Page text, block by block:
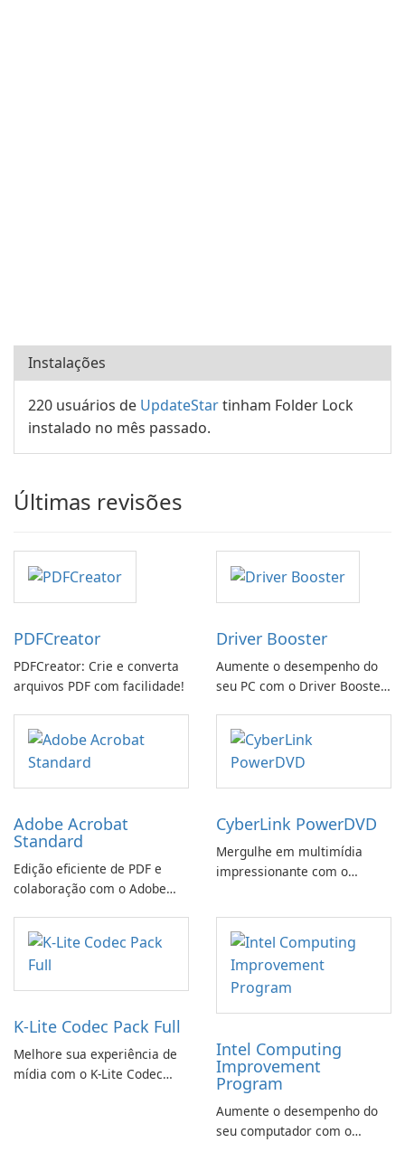
Instalações
220 usuários de UpdateStartinham Folder Lock
instalado no mês passado.
Últimas revisões
PDFCreator
PDFCreator: Crie e converta
arquivos PDF com facilidade!
Driver Booster
Aumente o desempenho do
seu PC com o Driver Booster
Adobe Acrobat
Standard
Edição eficiente de PDF e
colaboração com o Adobe
CyberLink PowerDVD
Mergulhe em multimídia
impressionante com o
K-Lite Codec Pack Full
Melhore sua experiência de
mídia com o K-Lite Codec
Intel Computing
Improvement
Program
Aumente o desempenho do
seu computador com o